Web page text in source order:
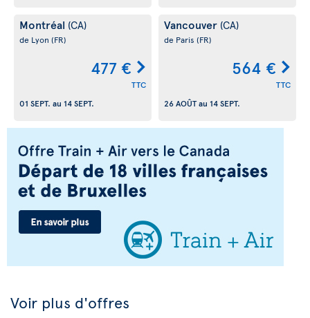
Montréal (CA)
de Lyon (FR)
477 €
TTC
01 SEPT. au 14 SEPT.
Vancouver (CA)
de Paris (FR)
564 €
TTC
26 AOÛTau 14 SEPT.
Voir plus d'offres